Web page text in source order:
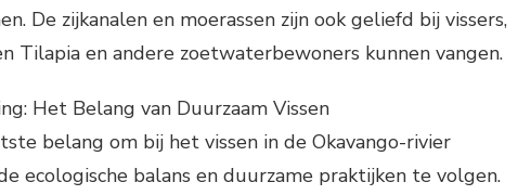
De zijkanalen en moerassen zijn ook geliefd bij vissers,
Tilapia en andere zoetwaterbewoners kunnen vangen.
Het Belang van Duurzaam Vissen
belang om bij het vissen in de Okavango-rivier
ecologische balans en duurzame praktijken te volgen.